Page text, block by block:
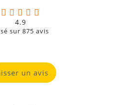
4.9
sur 875 avis
un avis